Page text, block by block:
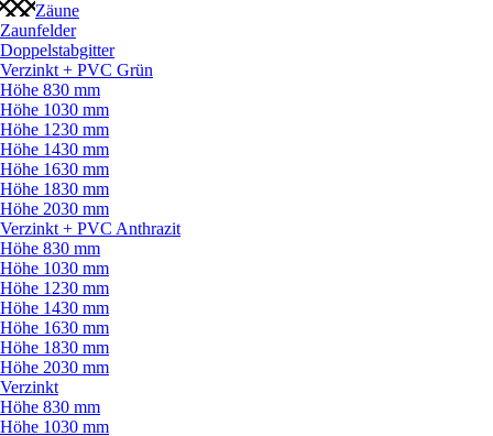
Zäune
Zaunfelder
Doppelstabgitter
Verzinkt + PVC Grün
Höhe 830 mm
Höhe 1030 mm
Höhe 1230 mm
Höhe 1430 mm
Höhe 1630 mm
Höhe 1830 mm
Höhe 2030 mm
Verzinkt + PVC Anthrazit
Höhe 830 mm
Höhe 1030 mm
Höhe 1230 mm
Höhe 1430 mm
Höhe 1630 mm
Höhe 1830 mm
Höhe 2030 mm
Verzinkt
Höhe 830 mm
Höhe 1030 mm